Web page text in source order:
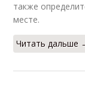
также
месте.
Читать дальше